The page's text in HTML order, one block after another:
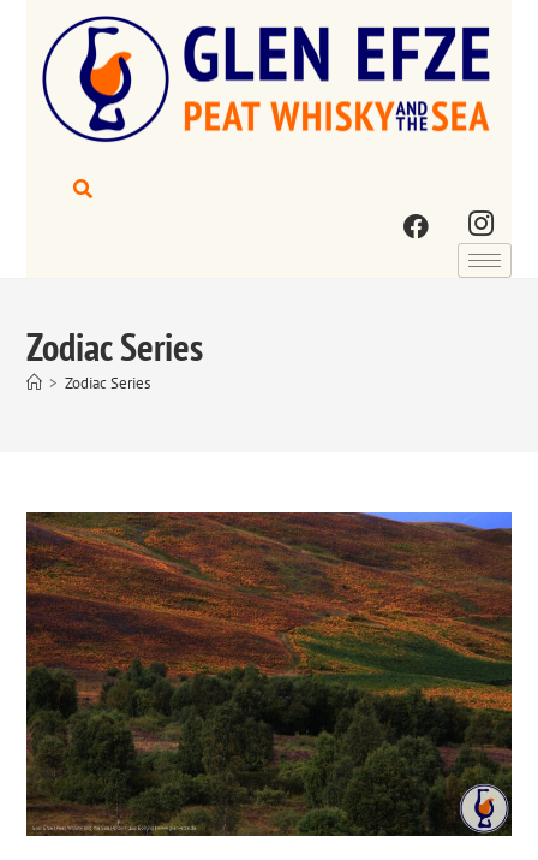
Zodiac Series
> Zodiac Series